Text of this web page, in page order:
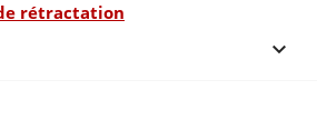
rétractation
